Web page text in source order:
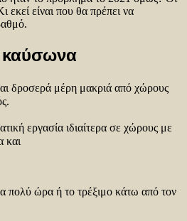
εκεί είναι που θα πρέπει να
καύσωνα
δροσερά μέρη μακριά από χώρους
εργασία ιδιαίτερα σε χώρους με
και
πολύ ώρα ή το τρέξιμο κάτω από τον